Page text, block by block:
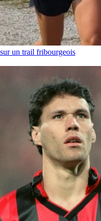
un trail fribourgeois